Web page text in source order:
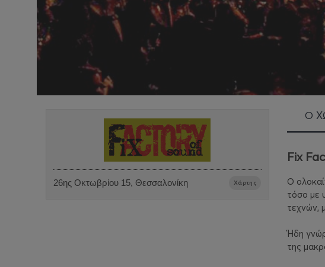
26ης Οκτωβρίου 15, Θεσσαλονίκη Χάρτης
Ο
Fix
Ο
τόσο με
τεχνών,
Ήδη
της